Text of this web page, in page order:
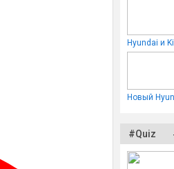
Hyundai и
Новый
#Quiz